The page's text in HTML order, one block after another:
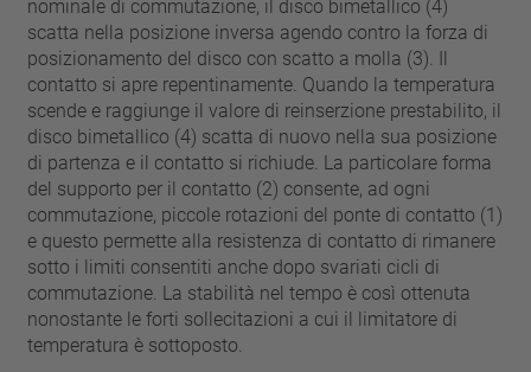
nominale di commutazione, il disco bimetallico (4)
scatta nella posizione inversa agendo contro la forza di
posizionamento del disco con scatto a molla (3). Il
contatto si apre repentinamente. Quando la temperatura
scende e raggiunge il valore di reinserzione prestabilito, il
disco bimetallico (4) scatta di nuovo nella sua posizione
di partenza e il contatto si richiude. La particolare forma
del supporto per il contatto (2) consente, ad ogni
commutazione, piccole rotazioni del ponte di contatto (1)
e questo permette alla resistenza di contatto di rimanere
sotto i limiti consentiti anche dopo svariati cicli di
commutazione. La stabilità nel tempo è così ottenuta
nonostante le forti sollecitazioni a cui il limitatore di
temperatura è sottoposto.